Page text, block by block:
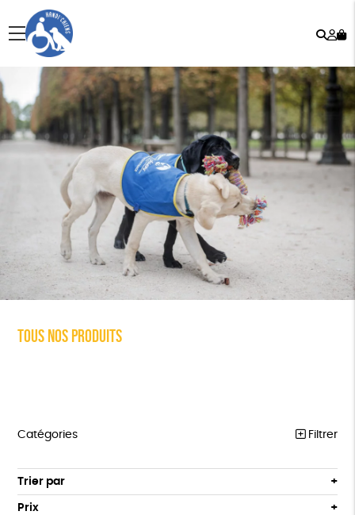
menu
Tous nos produits
Catégories Filtrer
HANDI’CHIENS
PAPETERIE
Trier par
Par défaut
Prix